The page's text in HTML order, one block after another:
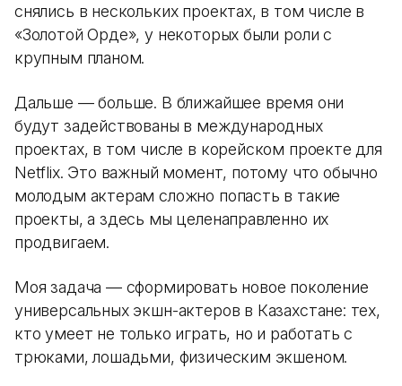
снялись в нескольких проектах, в том числе в
«Золотой Орде», у некоторых были роли с
крупным планом.
Дальше — больше. В ближайшее время они
будут задействованы в международных
проектах, в том числе в корейском проекте для
Netflix. Это важный момент, потому что обычно
молодым актерам сложно попасть в такие
проекты, а здесь мы целенаправленно их
продвигаем.
Моя задача — сформировать новое поколение
универсальных экшн-актеров в Казахстане: тех,
кто умеет не только играть, но и работать с
трюками, лошадьми, физическим экшеном.